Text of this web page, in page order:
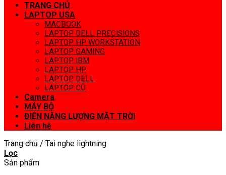
TRANG CHỦ
LAPTOP USA
MACBOOK
LAPTOP DELL PRECISIONS
LAPTOP HP WORKSTATION
LAPTOP GAMING
LAPTOP IBM
LAPTOP HP
LAPTOP DELL
LAPTOP CŨ
Camera
MÁY BỘ
ĐIỆN NĂNG LƯỢNG MẶT TRỜI
Liên hệ
Trang chủ / Tai nghe lightning
Lọc
Sản phẩm